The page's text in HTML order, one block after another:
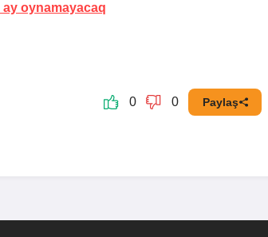
ay oynamayacaq
0 0 Paylaş